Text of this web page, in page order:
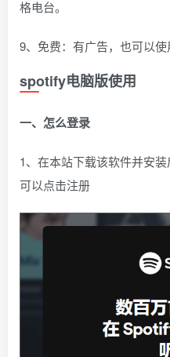
格电台。
9、免费：有广告，也可以
spotify电脑版使用
一、怎么登录
1、在本站下载该软件并安
可以点击注册